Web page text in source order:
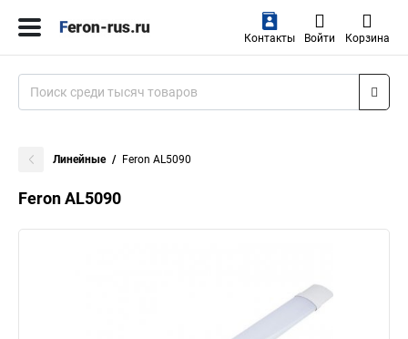
Контакты Войти Корзина
Линейные Feron AL5090
Feron AL5090